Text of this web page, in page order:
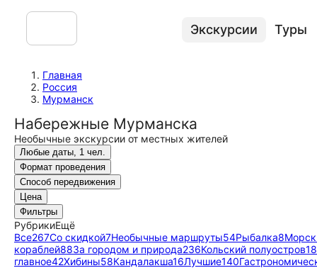
Экскурсии Туры
Главная
Россия
Мурманск
Набережные Мурманска
Необычные экскурсии от местных жителей
Любые даты, 1 чел.
Формат проведения
Способ передвижения
Цена
Фильтры
РубрикиЕщё
Все267Со скидкой7Необычные маршруты54Рыбалка8
кораблей88За городом и природа236Кольский полуостров
главное42Хибины58Кандалакша16Лучшие140